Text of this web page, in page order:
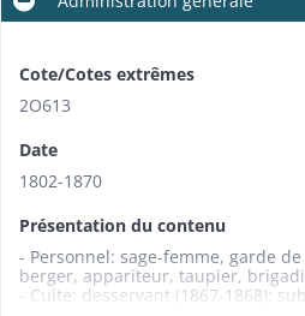
Cote/Cotes extrêmes
2O613
Date
1802-1870
Présentation du contenu
- Personnel: sage-femme, garde
berger, appariteur, taupier,
- Culte: desservant (1867-1868);